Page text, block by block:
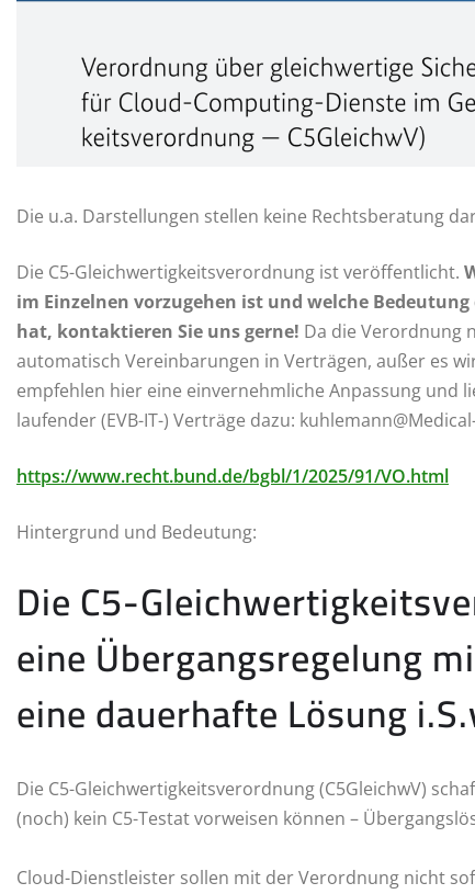
Die u.a. Darstellungen stellen keine Rechtsberatung
Die C5-Gleichwertigkeitsverordnung ist veröffentlicht.
im Einzelnen vorzugehen ist und welche
hat, kontaktieren Sie uns gerne! Da die Verordnung
automatisch Vereinbarungen in Verträgen, außer es
empfehlen hier eine einvernehmliche Anpassung und
laufender (EVB-IT-) Verträge dazu:
https://www.recht.bund.de/bgbl/1/2025/91/VO.html
Hintergrund und Bedeutung:
Die C5-
eine Übergangsregelung
eine dauerhafte Lösung
Die C5-Gleichwertigkeitsverordnung (C5GleichwV)
(noch) kein C5-Testat vorweisen können –
Cloud-Dienstleister sollen mit der Verordnung nicht